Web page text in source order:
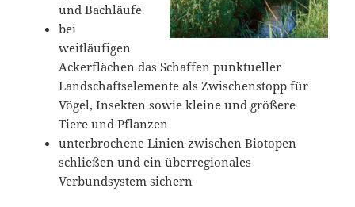
und Bachläufe
bei
weitläufigen
Ackerflächen das Schaffen punktueller
Landschaftselemente als Zwischenstopp für
Vögel, Insekten sowie kleine und größere
Tiere und Pflanzen
unterbrochene Linien zwischen Biotopen
schließen und ein überregionales
Verbundsystem sichern